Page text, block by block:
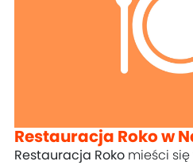
Restauracja Roko w
Restauracja Roko mieści się